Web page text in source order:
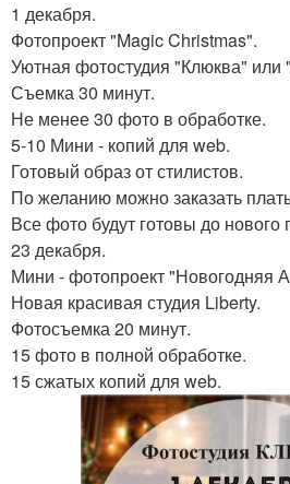
1 декабря.
Фотопроект "Magic Christmas".
Уютная фотостудия "Клюква" или
Съемка 30 минут.
Не менее 30 фото в обработке.
5-10 Мини - копий для web.
Готовый образ от стилистов.
По желанию можно заказать
Все фото будут готовы до нового
23 декабря.
Мини - фотопроект "Новогодняя
Новая красивая студия Liberty.
Фотосъемка 20 минут.
15 фото в полной обработке.
15 сжатых копий для web.